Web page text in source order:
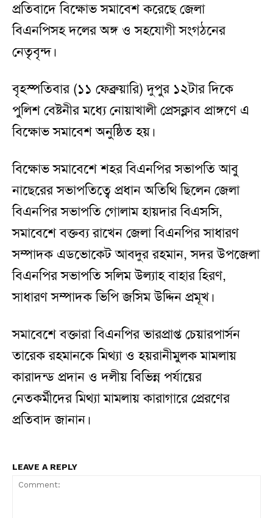
প্রতিবাদে বিক্ষোভ সমাবেশ করেছে জেলা
বিএনপিসহ দলের অঙ্গ ও সহযোগী সংগঠনের
নেতৃবৃন্দ।
বৃহস্পতিবার (১১ ফেব্রুয়ারি) দুপুর ১২টার দিকে
পুলিশ বেষ্টনীর মধ্যে নোয়াখালী প্রেসক্লাব প্রাঙ্গণে এ
বিক্ষোভ সমাবেশ অনুষ্ঠিত হয়।
বিক্ষোভ সমাবেশে শহর বিএনপির সভাপতি আবু
নাছেরের সভাপতিত্বে প্রধান অতিথি ছিলেন জেলা
বিএনপির সভাপতি গোলাম হায়দার বিএসসি,
সমাবেশে বক্তব্য রাখেন জেলা বিএনপির সাধারণ
সম্পাদক এডভোকেট আবদুর রহমান, সদর উপজেলা
বিএনপির সভাপতি সলিম উল্যাহ বাহার হিরণ,
সাধারণ সম্পাদক ভিপি জসিম উদ্দিন প্রমূখ।
সমাবেশে বক্তারা বিএনপির ভারপ্রাপ্ত চেয়ারপার্সন
তারেক রহমানকে মিথ্যা ও হয়রানীমুলক মামলায়
কারাদন্ড প্রদান ও দলীয় বিভিন্ন পর্যায়ের
নেতকর্মীদের মিথ্যা মামলায় কারাগারে প্রেরণের
প্রতিবাদ জানান।
LEAVE A REPLY